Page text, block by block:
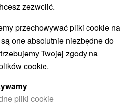
Teplice(2)
- BESTSELLERY
zezwolić.
przechowywać pliki cookie na
one absolutnie niezbędne do
Twojej zgody na
cookie.
pliki cookie